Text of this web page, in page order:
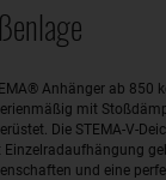
Anhänger ab 850
mit
Die STEMA-V-
und eine